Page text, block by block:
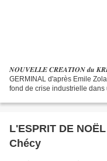
𝑵𝑶𝑼𝑽𝑬𝑳𝑳𝑬 𝑪𝑹𝑬́𝑨𝑻𝑰𝑶𝑵 𝒅𝒖
GERMINAL d'après Emile
fond de crise industrielle dans
L'ESPRIT DE
Chécy